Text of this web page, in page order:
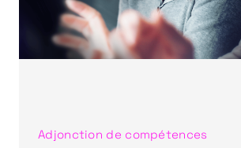
Adjonction de compétences